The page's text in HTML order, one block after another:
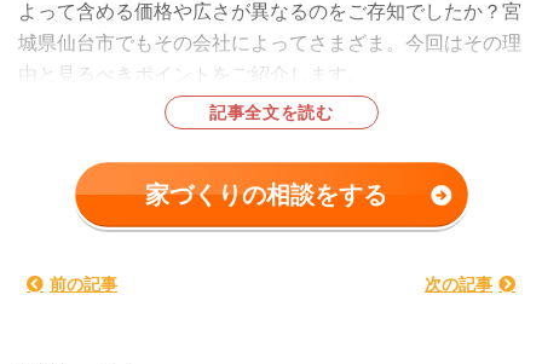
よって含める価格や広さが異なるのをご存知でしたか？宮
城県仙台市でもその会社によってさまざま。今回はその理
由と見るべきポイントをご紹介します。
坪単価の基準は？
そもそも坪単価って？
延床面積も基準がない
記事全文を読む
家づくりの相談をする
前の記事 次の記事